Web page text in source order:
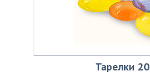
Тарелки